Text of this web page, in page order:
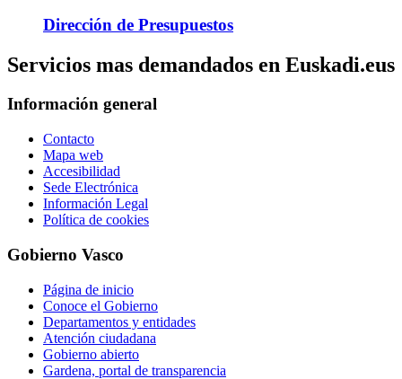
Dirección de Presupuestos
Servicios mas demandados en Euskadi.eus
Información general
Contacto
Mapa web
Accesibilidad
Sede Electrónica
Información Legal
Política de cookies
Gobierno Vasco
Página de inicio
Conoce el Gobierno
Departamentos y entidades
Atención ciudadana
Gobierno abierto
Gardena, portal de transparencia